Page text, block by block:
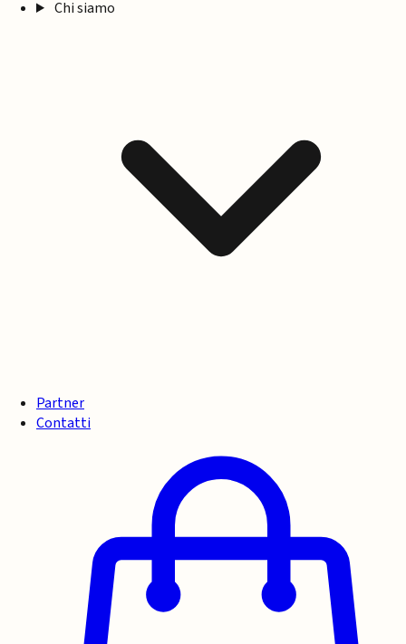
Chi siamo
Partner
Contatti